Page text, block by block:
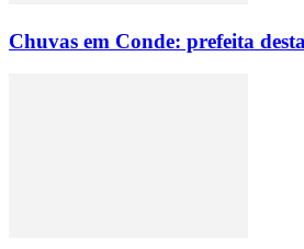
Chuvas em Conde: prefeita